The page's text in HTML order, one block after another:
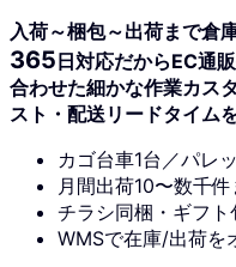
入荷～梱包～出荷まで倉
365 日対応だからEC通
合わせた細かな作業カス
スト・配送リードタイム
カゴ台車1台／パレ
月間出荷10〜数千
チラシ同梱・ギフ
WMSで在庫/出荷を